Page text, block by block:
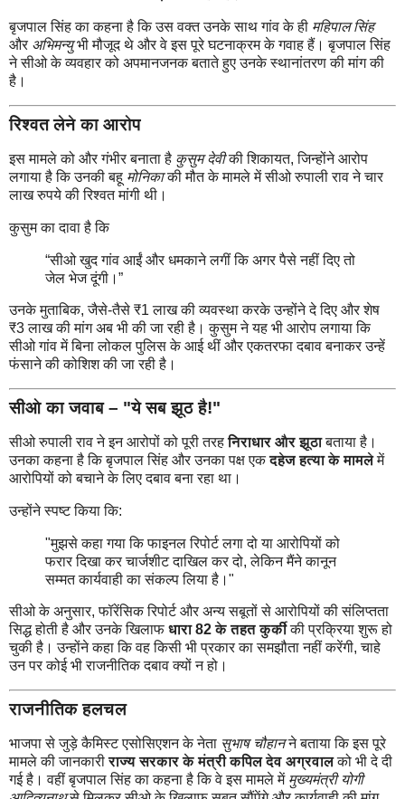
बृजपाल सिंह का कहना है कि उस वक्त उनके साथ गांव के ही महिपाल सिंह
और अभिमन्युभी मौजूद थे और वे इस पूरे घटनाक्रम के गवाह हैं। बृजपाल सिंह
ने सीओ के व्यवहार को अपमानजनक बताते हुए उनके स्थानांतरण की मांग की
है।
रिश्वत लेने का आरोप
इस मामले को और गंभीर बनाता है कुसुम देवीकी शिकायत, जिन्होंने आरोप
लगाया है कि उनकी बहू मोनिकाकी मौत के मामले में सीओ रुपाली राव ने चार
लाख रुपये की रिश्वत मांगी थी।
कुसुम का दावा है कि
“सीओ खुद गांव आईं और धमकाने लगीं कि अगर पैसे नहीं दिए तो
जेल भेज दूंगी।”
उनके मुताबिक, जैसे-तैसे ₹1 लाख की व्यवस्था करके उन्होंने दे दिए और शेष
₹3 लाख की मांग अब भी की जा रही है। कुसुम ने यह भी आरोप लगाया कि
सीओ गांव में बिना लोकल पुलिस के आई थीं और एकतरफा दबाव बनाकर उन्हें
फंसाने की कोशिश की जा रही है।
सीओ का जवाब – "ये सब झूठ है!"
सीओ रुपाली राव ने इन आरोपों को पूरी तरहनिराधार और झूठाबताया है।
उनका कहना है कि बृजपाल सिंह और उनका पक्ष एकदहेज हत्या के मामलेमें
आरोपियों को बचाने के लिए दबाव बना रहा था।
उन्होंने स्पष्ट किया कि:
"मुझसे कहा गया कि फाइनल रिपोर्ट लगा दो या आरोपियों को
फरार दिखा कर चार्जशीट दाखिल कर दो, लेकिन मैंने कानून
सम्मत कार्यवाही का संकल्प लिया है।"
सीओ के अनुसार, फॉरेंसिक रिपोर्ट और अन्य सबूतों से आरोपियों की संलिप्तता
सिद्ध होती है और उनके खिलाफ धारा 82 के तहत कुर्कीकी प्रक्रिया शुरू हो
चुकी है। उन्होंने कहा कि वह किसी भी प्रकार का समझौता नहीं करेंगी, चाहे
उन पर कोई भी राजनीतिक दबाव क्यों न हो।
राजनीतिक हलचल
भाजपा से जुड़े कैमिस्ट एसोसिएशन के नेता सुभाष चौहानने बताया कि इस पूरे
मामले की जानकारीराज्य सरकार के मंत्री कपिल देव अग्रवालको भी दे दी
गई है। वहीं बृजपाल सिंह का कहना है कि वे इस मामले में मुख्यमंत्री योगी